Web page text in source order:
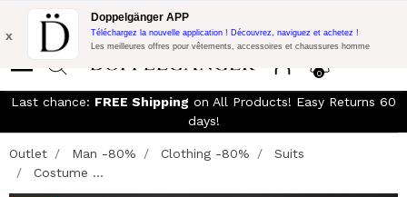
LIVRAISON GRATUITE!10% de réduction supplémentaire sur 300€
d'achat avec le code:
0
x
Doppelgänger APP
Téléchargez la nouvelle application ! Découvrez, naviguez et achetez !
Les meilleures offres pour vêtements, accessoires et chaussures homme
Last chance: FREE Shipping on All Products! Easy Returns 60
days!
Outlet Man -80% Clothing -80%
Suits
Costume ...